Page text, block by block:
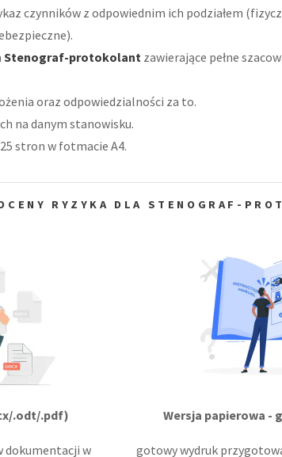
czynników z odpowiednim ich podziałem
Stenograf-protokolant zawierające pełne
oraz odpowiedzialności za to.
na danym stanowisku.
stron w fotmacie A4.
RYZYKA DLA STENOGRAF-
.odt/.pdf)
dokumentacji w
Wersja papierowa -
gotowy wydruk